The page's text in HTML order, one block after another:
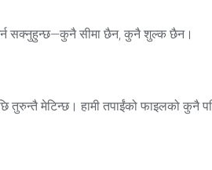
सक्नुहुन्छ—कुनै सीमा छैन, कुनै शुल्क छैन।
तुरुन्तै मेटिन्छ। हामी तपाईंको फाइलको